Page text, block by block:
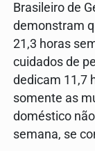
Brasileiro de
demonstram
21,3 horas
cuidados de
dedicam 11,7
somente as
doméstico
semana, se